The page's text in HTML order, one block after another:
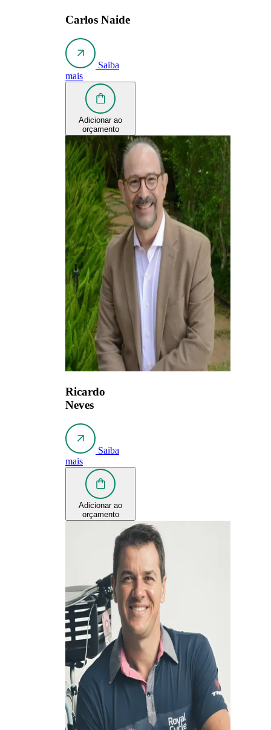
Carlos Naide
Saiba
mais
Adicionar ao
orçamento
Ricardo
Neves
Saiba
mais
Adicionar ao
orçamento